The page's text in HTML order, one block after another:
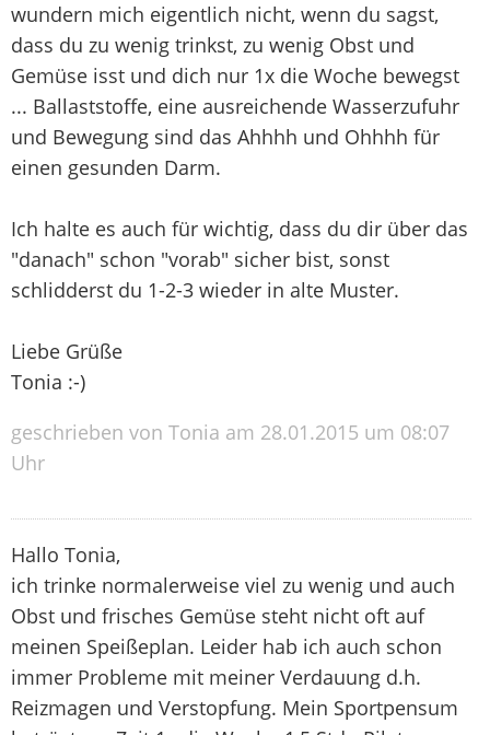
wundern mich eigentlich nicht, wenn du sagst,
dass du zu wenig trinkst, zu wenig Obst und
Gemüse isst und dich nur 1x die Woche bewegst
... Ballaststoffe, eine ausreichende Wasserzufuhr
und Bewegung sind das Ahhhh und Ohhhh für
einen gesunden Darm.
Ich halte es auch für wichtig, dass du dir über das
"danach" schon "vorab" sicher bist, sonst
schlidderst du 1-2-3 wieder in alte Muster.
Liebe Grüße
Tonia :-)
geschrieben von Tonia am 28.01.2015 um 08:07
Uhr
Hallo Tonia,
ich trinke normalerweise viel zu wenig und auch
Obst und frisches Gemüse steht nicht oft auf
meinen Speißeplan. Leider hab ich auch schon
immer Probleme mit meiner Verdauung d.h.
Reizmagen und Verstopfung. Mein Sportpensum